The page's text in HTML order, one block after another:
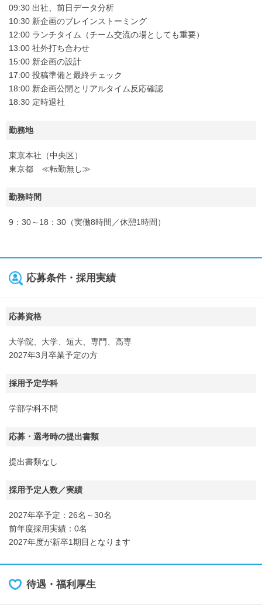
09:30 出社、前日データ分析
10:30 新企画のブレインストーミング
12:00 ランチタイム（チーム交流の場としても重要）
13:00 社外打ち合わせ
15:00 新企画の設計
17:00 投稿準備と最終チェック
18:00 新企画公開とリアルタイム反応確認
18:30 定時退社
勤務地
東京本社（中央区）
東京都 ≪転勤無し≫
勤務時間
9：30～18：30（実働8時間／休憩1時間）
応募条件・採用実績
応募資格
大学院、大学、短大、専門、高専
2027年3月卒業予定の方
採用予定学科
学部学科不問
応募・選考時の提出書類
提出書類なし
採用予定人数／実績
2027年卒予定：26名～30名
前年度採用実績：0名
2027年度が新卒1期目となります
待遇・福利厚生